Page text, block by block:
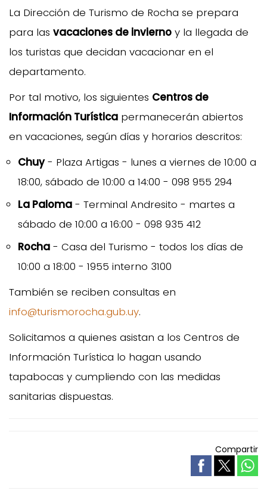
La Dirección de Turismo de Rocha se prepara
para las vacaciones de invierno y la llegada de
los turistas que decidan vacacionar en el
departamento.
Por tal motivo, los siguientes Centros de
Información Turística permanecerán abiertos
en vacaciones, según días y horarios descritos:
Chuy- Plaza Artigas - lunes a viernes de 10:00 a
18:00, sábado de 10:00 a 14:00 - 098 955 294
La Paloma - Terminal Andresito - martes a
sábado de 10:00 a 16:00 - 098 935 412
Rocha - Casa del Turismo - todos los días de
10:00 a 18:00 - 1955 interno 3100
También se reciben consultas en
info@turismorocha.gub.uy.
Solicitamos a quienes asistan a los Centros de
Información Turística lo hagan usando
tapabocas y cumpliendo con las medidas
sanitarias dispuestas.
Compartir